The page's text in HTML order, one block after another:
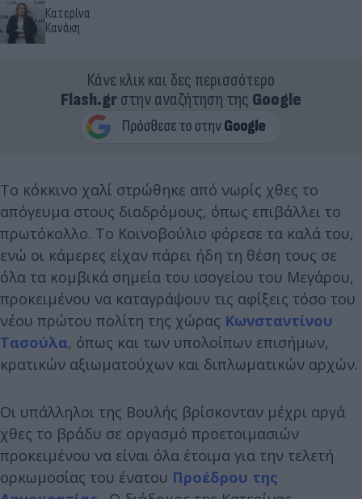
Κατερίνα
Κανάκη
Κάνε κλικ και δες περισσότερο
Flash.grστην αναζήτηση της Google
Το κόκκινο χαλί στρώθηκε από νωρίς χθες το
απόγευμα στους διαδρόμους, όπως επιβάλλει το
πρωτόκολλο. Το Κοινοβούλιο φόρεσε τα καλά του,
ενώ οι κάμερες είχαν πάρει ήδη τη θέση τους σε
όλα τα κομβικά σημεία του ισογείου του Μεγάρου,
προκειμένου να καταγράψουν τις αφίξεις τόσο του
νέου πρώτου πολίτη της χώρας Κωνσταντίνου
Τασούλα, όπως και των υπολοίπων επισήμων,
κρατικών αξιωματούχων και διπλωματικών αρχών.
Οι υπάλληλοι της Βουλής βρίσκονταν μέχρι αργά
χθες το βράδυ σε οργασμό προετοιμασιών
προκειμένου να είναι όλα έτοιμα για την τελετή
ορκωμοσίας του ένατου Προέδρου της